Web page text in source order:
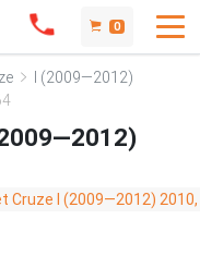
0
I (2009—2012)